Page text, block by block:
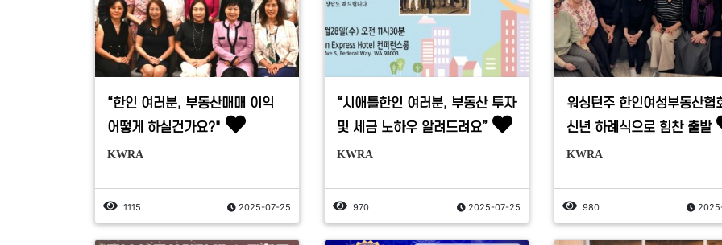
“한인 여러분, 부동산매매 이익
어떻게 하실건가요?"
KWRA
1115 2025-07-25
“시애틀한인 여러분, 부동산 투자
및 세금 노하우 알려드려요”
KWRA
970 2025-07-25
워싱턴주 한인여성부동산협
신년 하례식으로 힘찬 출발
KWRA
980